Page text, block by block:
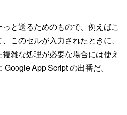
と送るためのもので、例えばこ
このセルが入力されたときに、
雑な処理が必要な場合には使え
App Script の出番だ。